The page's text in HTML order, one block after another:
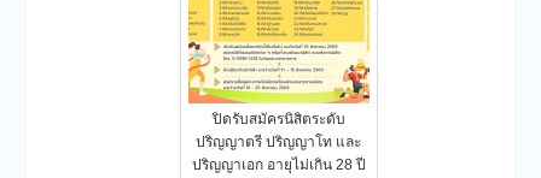
ปิดรับสมัครนิสิตระดับ
ปริญญาตรี ปริญญาโท และ
ปริญญาเอก อายุไม่เกิน 28 ปี